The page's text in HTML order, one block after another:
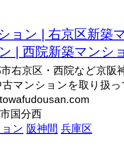
ョン | 右京区新築
| 西院新築マンシ
右京区・西院など京阪
マンションを取り扱
国分西
ン 阪神間 兵庫区